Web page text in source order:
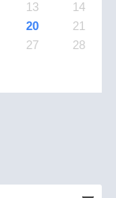
13
14
20
21
27
28